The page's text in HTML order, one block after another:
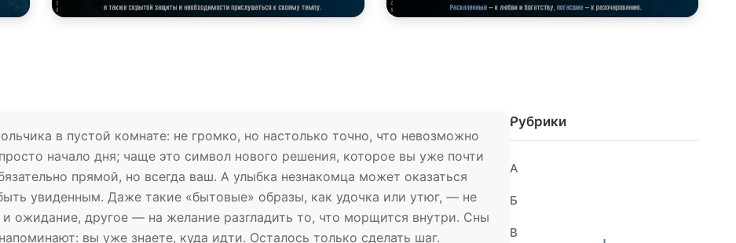
в пустой комнате: не громко, но настолько точно, что невозможно
начало дня; чаще это символ нового решения, которое вы уже почти
прямой, но всегда ваш. А улыбка незнакомца может оказаться
увиденным. Даже такие «бытовые» образы, как удочка или утюг, — не
и ожидание, другое — на желание разгладить то, что морщится внутри. Сны
вы уже знаете, куда идти. Осталось только сделать шаг.
Рубрики
А
Б
В